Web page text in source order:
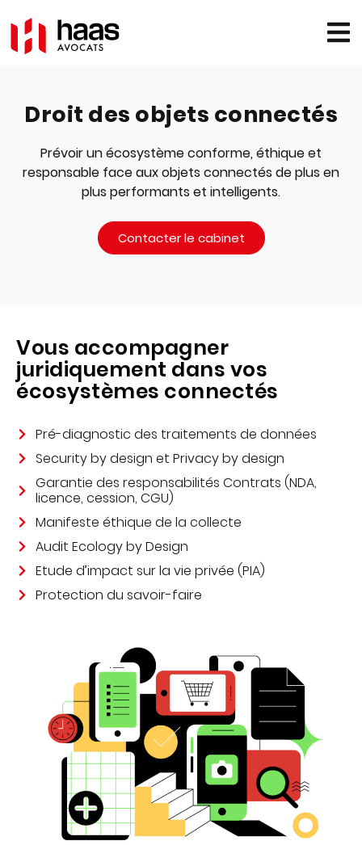
Droit des objets connectés
Prévoir un écosystème conforme, éthique et
responsable face aux objets connectés de plus en
plus performants et intelligents.
Contacter le cabinet
Vous accompagner
juridiquement dans vos
écosystèmes connectés
Pré-diagnostic des traitements de données
Security by design et Privacy by design
Garantie des responsabilités Contrats (NDA,
licence, cession, CGU)
Manifeste éthique de la collecte
Audit Ecology by Design
Etude d’impact sur la vie privée (PIA)
Protection du savoir-faire